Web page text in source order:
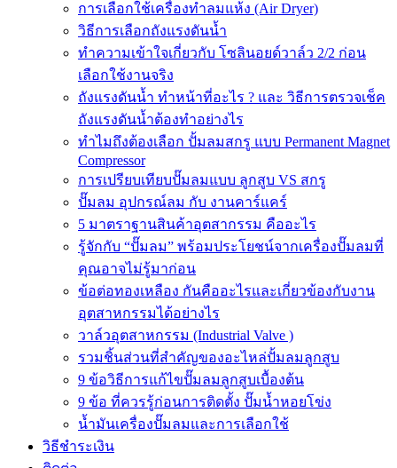
การเลือกใช้เครื่องทำลมแห้ง (Air Dryer)
วิธีการเลือกถังแรงดันน้ำ
ทำความเข้าใจเกี่ยวกับ โซลินอยด์วาล์ว 2/2 ก่อน
เลือกใช้งานจริง
ถังแรงดันน้ำ ทำหน้าที่อะไร ? และ วิธีการตรวจเช็ค
ถังแรงดันน้ำต้องทำอย่างไร
ทำไมถึงต้องเลือก ปั้มลมสกรู แบบ Permanent Magnet
Compressor
การเปรียบเทียบปั๊มลมแบบ ลูกสูบ VS สกรู
ปั๊มลม อุปกรณ์ลม กับ งานคาร์แคร์
5 มาตราฐานสินค้าอุตสากรรม คืออะไร
รู้จักกับ “ปั๊มลม” พร้อมประโยชน์จากเครื่องปั๊มลมที่
คุณอาจไม่รู้มาก่อน
ข้อต่อทองเหลือง กันคืออะไรและเกี่ยวข้องกับงาน
อุตสาหกรรมได้อย่างไร
วาล์วอุตสาหกรรม (Industrial Valve )
รวมชิ้นส่วนที่สำคัญของอะไหล่ปั้มลมลูกสูบ
9 ข้อวิธีการแก้ไขปั๊มลมลูกสูบเบื้องต้น
9 ข้อ ที่ควรรู้ก่อนการติดตั้ง ปั๊มน้ำหอยโข่ง
น้ำมันเครื่องปั๊มลมและการเลือกใช้
วิธีชำระเงิน